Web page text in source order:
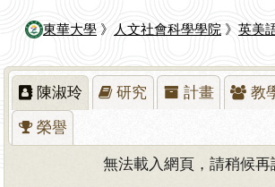
東華大學 》 人文社會科學學院 》 英美
陳淑玲 研究 計畫 教
榮譽
無法載入網頁，請稍候再